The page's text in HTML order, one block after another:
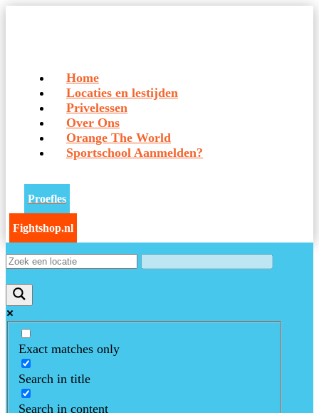
Home
Locaties en lestijden
Privelessen
Over Ons
Orange The World
Sportschool Aanmelden?
Proefles
Fightshop.nl
Exact matches only
Search in title
Search in content